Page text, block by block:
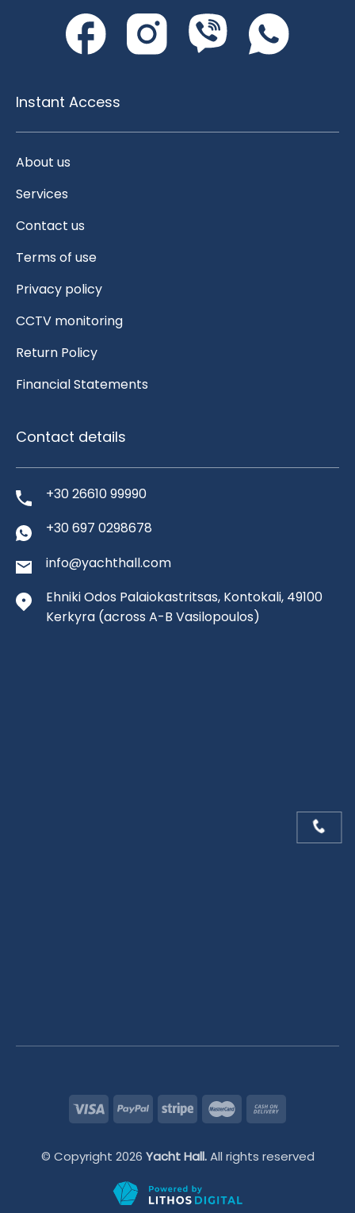
Instant Access
About us
Services
Contact us
Terms of use
Privacy policy
CCTV monitoring
Return Policy
Financial Statements
Contact details
+30 26610 99990
+30 697 0298678
info@yachthall.com
Ehniki Odos Palaiokastritsas, Kontokali, 49100
Kerkyra (across A-B Vasilopoulos)
© Copyright 2026 Yacht Hall.All rights reserved